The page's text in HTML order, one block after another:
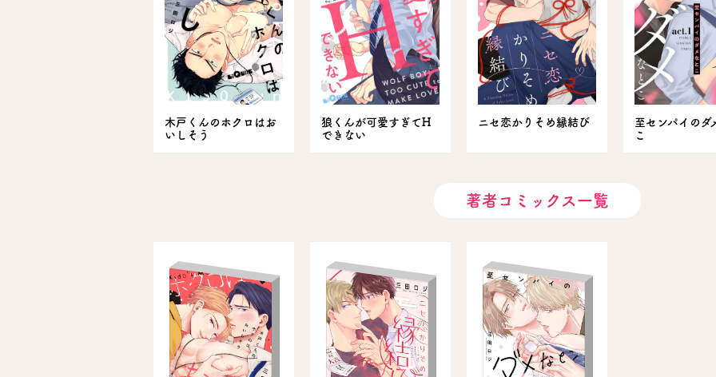
木戸くんのホクロはお
いしそう
狼くんが可愛すぎてH
できない
ニセ恋かりそめ縁結び
至センパイのダ
こ
著者コミックス一覧